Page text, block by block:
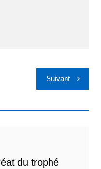
Suivant
du trophé